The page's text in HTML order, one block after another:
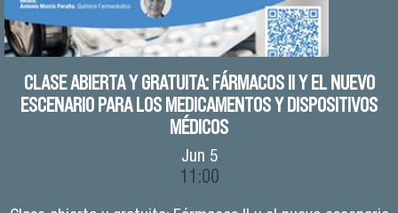
CLASE ABIERTA Y GRATUITA: FÁRMACOS II Y EL NUEVO
ESCENARIO PARA LOS MEDICAMENTOS Y DISPOSITIVOS
MÉDICOS
Jun 5
11:00